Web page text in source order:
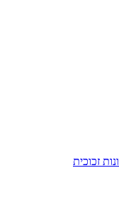
ותמונתו של הרב ישעיה
זכוכית